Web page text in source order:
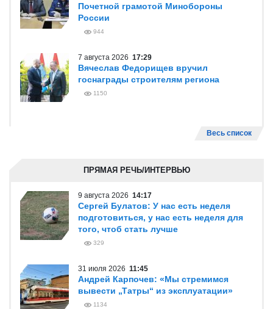
Почетной грамотой Минобороны
России
944
7 августа 2026 17:29
Вячеслав Федорищев вручил
госнаграды строителям региона
1150
Весь список
ПРЯМАЯ РЕЧЬ/ИНТЕРВЬЮ
9 августа 2026 14:17
Сергей Булатов: У нас есть неделя
подготовиться, у нас есть неделя для
того, чтоб стать лучше
329
31 июля 2026 11:45
Андрей Карпочев: «Мы стремимся
вывести „Татры“ из эксплуатации»
1134